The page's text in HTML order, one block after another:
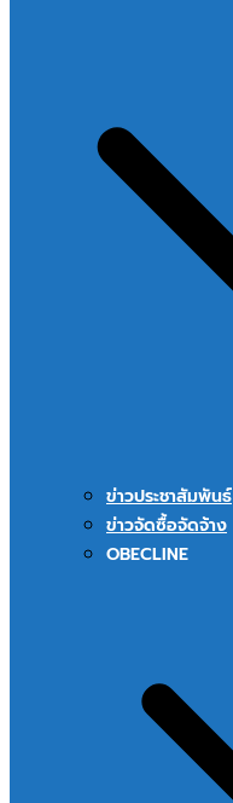
ข่าวประชาสัมพันธ์
ข่าวจัดซื้อจัดจ้าง
OBECLINE